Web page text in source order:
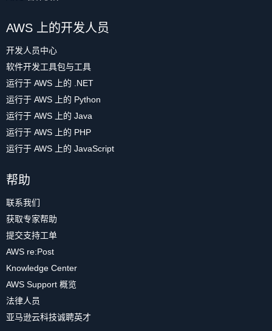
AWS 上的开发人员
开发人员中心
软件开发工具包与工具
运行于 AWS 上的 .NET
运行于 AWS 上的 Python
运行于 AWS 上的 Java
运行于 AWS 上的 PHP
运行于 AWS 上的 JavaScript
帮助
联系我们
获取专家帮助
提交支持工单
AWS re:Post
Knowledge Center
AWS Support 概览
法律人员
亚马逊云科技诚聘英才